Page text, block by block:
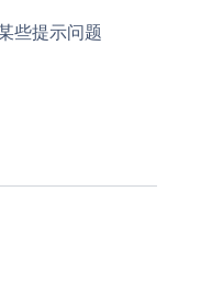
些提示问题